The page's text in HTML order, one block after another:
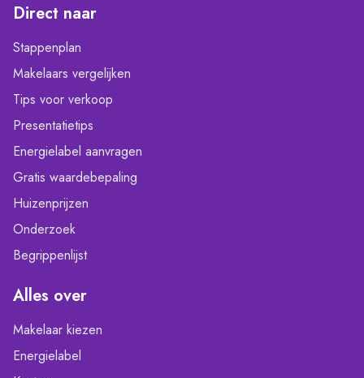
Direct naar
Stappenplan
Makelaars vergelijken
Tips voor verkoop
Presentatietips
Energielabel aanvragen
Gratis waardebepaling
Huizenprijzen
Onderzoek
Begrippenlijst
Alles over
Makelaar kiezen
Energielabel